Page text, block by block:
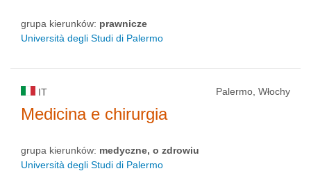
grupa kierunków: prawnicze
Università degli Studi di Palermo
IT Palermo, Włochy
Medicina e chirurgia
grupa kierunków: medyczne, o zdrowiu
Università degli Studi di Palermo